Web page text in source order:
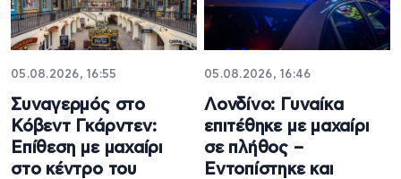
05.08.2026, 16:55
Συναγερμός στο
Κόβεντ Γκάρντεν:
Επίθεση με μαχαίρι
στο κέντρο του
05.08.2026, 16:46
Λονδίνο: Γυναίκα
επιτέθηκε με μαχαίρι
σε πλήθος –
Εντοπίστηκε και